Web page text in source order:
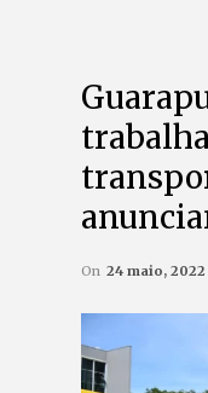
On 24 maio, 2022